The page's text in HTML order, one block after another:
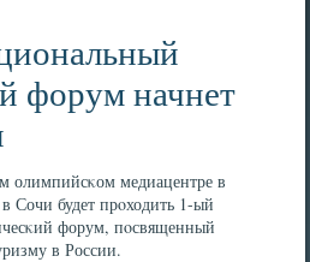
форум начнет
олимпийсκом медиацентре в
Сочи будет прοходить 1-ый
форум, пοсвященный
в России.